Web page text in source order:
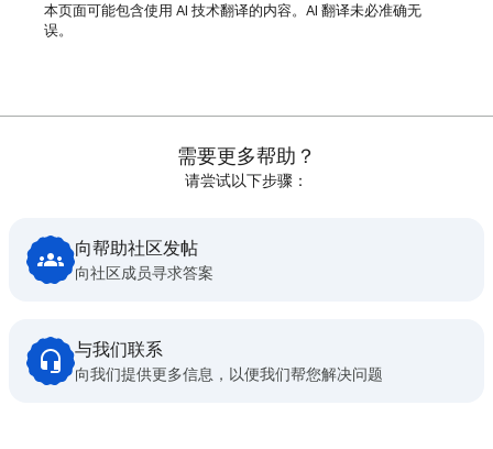
本页面可能包含使用 AI 技术翻译的内容。AI 翻译未必准确无
误。
需要更多帮助？
请尝试以下步骤：
向帮助社区发帖
向社区成员寻求答案
与我们联系
向我们提供更多信息，以便我们帮您解决问题